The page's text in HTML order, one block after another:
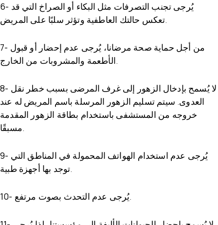
6-
تعكس حالتك العاطفية وتؤثر سلبًا على المريض.
7-
الأطعمة والمشروبات من الخارج.
8-
العدوى. سيتم تسليم الزهور المرسلة باسم المريض له عند
خروجه من المستشفى باستخدام بطاقة الزهور المقدمة
مسبقًا.
9-
توجد بها أجهزة طبية.
10- يُرجى عدم التحدث بصوت مرتفع.